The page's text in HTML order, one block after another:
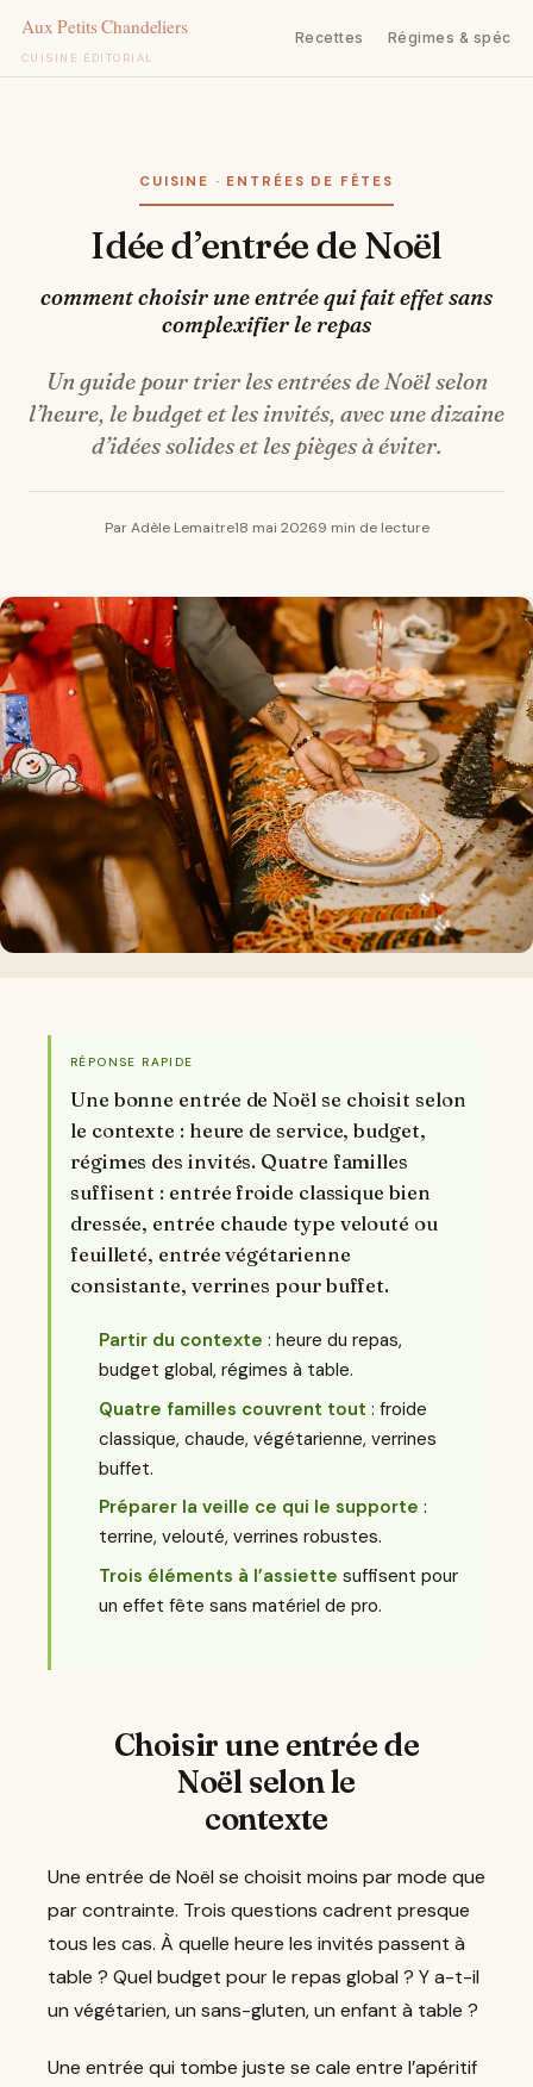
CUISINE ÉDITORIAL
Recettes Régimes &
CUISINE · ENTRÉES DE FÊTES
Idée d’entrée de Noël
comment choisir une entrée qui fait effet sans
complexifier le repas
Un guide pour trier les entrées de Noël selon
l’heure, le budget et les invités, avec une dizaine
d’idées solides et les pièges à éviter.
Par Adèle Lemaitre18 mai 20269 min de lecture
RÉPONSE RAPIDE
Une bonne entrée de Noël se choisit selon
le contexte : heure de service, budget,
régimes des invités. Quatre familles
suffisent : entrée froide classique bien
dressée, entrée chaude type velouté ou
feuilleté, entrée végétarienne
consistante, verrines pour buffet.
Partir du contexte : heure du repas,
budget global, régimes à table.
Quatre familles couvrent tout : froide
classique, chaude, végétarienne, verrines
buffet.
Préparer la veille ce qui le supporte :
terrine, velouté, verrines robustes.
Trois éléments à l’assiette suffisent pour
un effet fête sans matériel de pro.
Choisir une entrée de
Noël selon le
contexte
Une entrée de Noël se choisit moins par mode que
par contrainte. Trois questions cadrent presque
tous les cas. À quelle heure les invités passent à
table ? Quel budget pour le repas global ? Y a-t-il
un végétarien, un sans-gluten, un enfant à table ?
Une entrée qui tombe juste se cale entre l’apéritif